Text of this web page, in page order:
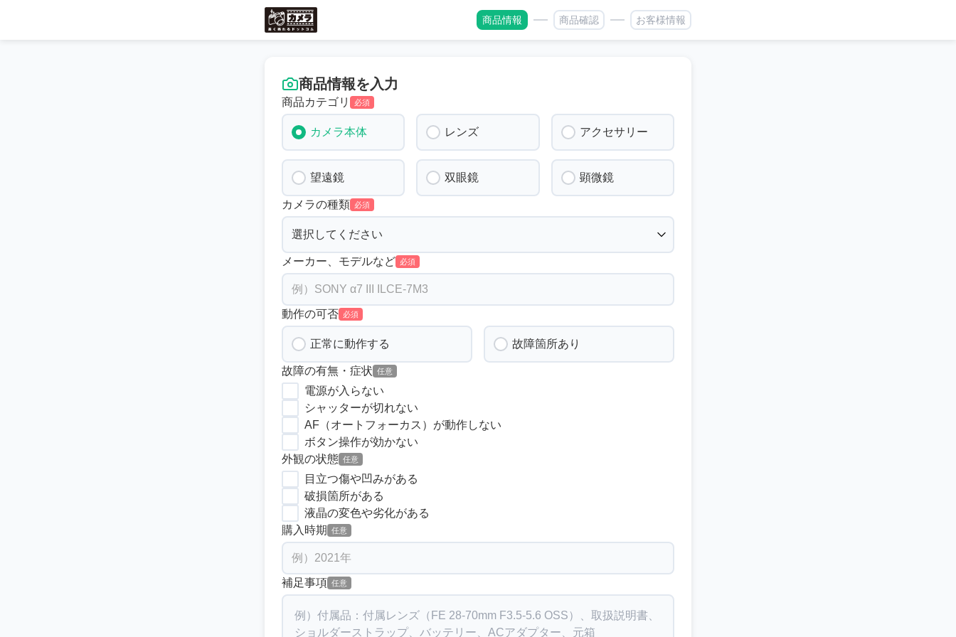
商品情報 商品確認 お客様情報
商品情報を入力
商品カテゴリ 必須
カメラ本体 レンズ アクセサリー
望遠鏡 双眼鏡 顕微鏡
カメラの種類 必須
メーカー、モデルなど 必須
動作の可否 必須
正常に動作する 故障箇所あり
故障の有無・症状 任意
電源が入らない
シャッターが切れない
AF（オートフォーカス）が動作しない
ボタン操作が効かない
外観の状態 任意
目立つ傷や凹みがある
破損箇所がある
液晶の変色や劣化がある
購入時期
任意
補足事項 任意